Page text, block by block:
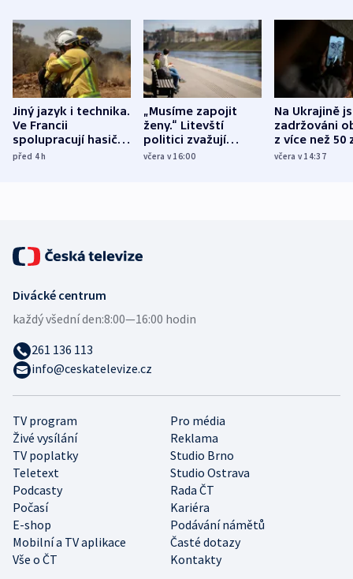
Jiný jazyk i technika.
Ve Francii
spolupracují hasiči z
různých zemí
před 4h
„Musíme zapojit
ženy.“ Litevští
politici zvažují
dohodu o
včera v 16:00
Na Ukrajině
zadržováni
z více než 50
Bojovali na
včera v 14:37
TV program
Pro média
Živé vysílání
Reklama
TV poplatky
Studio Brno
Teletext
Studio Ostrava
Podcasty
Rada ČT
Počasí
Kariéra
E-shop
Podávání námětů
Mobilní a TV aplikace
Časté dotazy
Vše o ČT
Kontakty
Divácké centrum
každý všední den:8:00—16:00 hodin
261 136 113
info@ceskatelevize.cz